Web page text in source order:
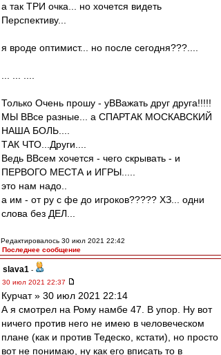
а так ТРИ очка... но хочется видеть
Перспективу...
я вроде оптимист... но после сегодня???....
Только Очень прошу - уВВажать друг друга!!!!!
МЫ ВВсе разные... а СПАРТАК МОСКАВСКИЙ
НАША БОЛЬ....
ТАК ЧТО...Други....
Ведь ВВсем хочется - чего скрывать - и
ПЕРВОГО МЕСТА и ИГРЫ.....
это нам надо..
а им - от ру с фе до игроков????? ХЗ... одни
слова без ДЕЛ...
Редактировалось 30 июл 2021 22:42
Последнее сообщение
slava1 -
30 июл 2021 22:37
Курчат » 30 июл 2021 22:14
А я смотрел на Рому намбе 47. В упор. Ну вот
ничего против него не имею в человеческом
плане (как и против Тедеско, кстати), но просто
вот не понимаю, ну как его вписать то в